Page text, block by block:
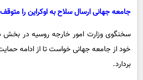
جامعه جهانی ارسال سلاح به اوکراین را
سخنگوی وزارت امور خارجه روسیه در
خود از جامعه جهانی خواست تا از ادامه
بردارد.